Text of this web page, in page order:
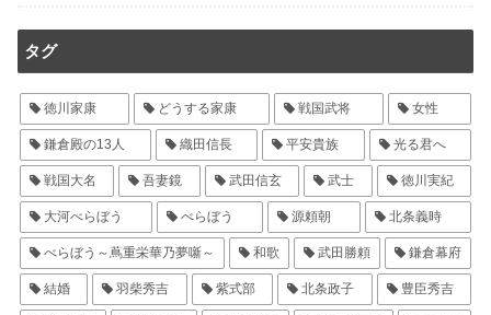
タグ
徳川家康 どうする家康 戦国武将 女性
鎌倉殿の13人 織田信長 平安貴族 光る君へ
戦国大名 吾妻鏡 武田信玄 武士 徳川実紀
大河べらぼう べらぼう 源頼朝 北条義時
べらぼう～蔦重栄華乃夢噺～ 和歌 武田勝頼 鎌倉幕府
結婚 羽柴秀吉 紫式部 北条政子 豊臣秀吉